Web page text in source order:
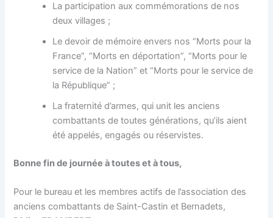
La participation aux commémorations de nos
deux villages ;
Le devoir de mémoire envers nos “Morts pour la
France”, “Morts en déportation”, “Morts pour le
service de la Nation” et “Morts pour le service de
la République” ;
La fraternité d’armes, qui unit les anciens
combattants de toutes générations, qu’ils aient
été appelés, engagés ou réservistes.
Bonne fin de journée à toutes et à tous,
Pour le bureau et les membres actifs de l’association des
anciens combattants de Saint-Castin et Bernadets,